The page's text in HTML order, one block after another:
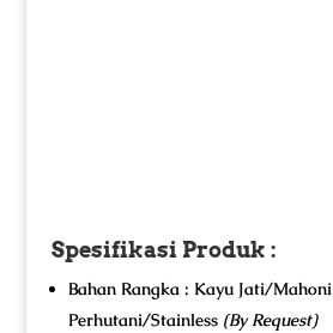
Spesifikasi Produk :
Bahan Rangka : Kayu Jati/Mahoni
Perhutani/Stainless (By Request)